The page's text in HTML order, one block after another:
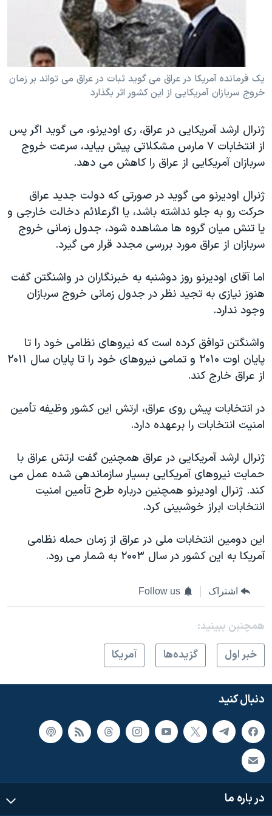
فرهنگ و زندگی
حقوق شهروندی
علم و فناوری
اسرائیل در جنگ
آرشیو پخش زنده
مستندها
انتخابات ریاست جمهوری آمریکا ۲۰۲۴
حمله جمهوری اسلامی به اسرائیل
رمز مهسا
ورزش زنان در ایران
مجموعه مستندهای دادخواهی
تریبونال مردمی آبان ۹۸
چهل سال گروگان‌گیری
قانون شفافیت دارائی کادر رهبری ایران
اعتراضات مردمی آبان ۹۸
اسرائیل در جنگ
نرگس محمدی برنده جایزه نوبل صلح
همایش محافظه‌کاران آمریکا «سی‌پک»
صفحه‌های ویژه
سفر پرزیدنت ترامپ به چین
زبانهای مختلف
یک فرمانده آمریکا در عراق می گوید ثبات در عراق می تواند بر زمان
خروج سربازان آمریکایی از این کشور اثر بگذارد
ژنرال ارشد آمریکایی در عراق، ری اودیرنو، می گوید اگر پس
از انتخابات ۷ مارس مشکلاتی پیش بیاید، سرعت خروج
سربازان آمریکایی از عراق را کاهش می دهد.
ژنرال اودیرنو می گوید در صورتی که دولت جدید عراق
حرکت رو به جلو نداشته باشد، یا اگرعلائم دخالت خارجی و
یا تنش میان گروه ها مشاهده شود، جدول زمانی خروج
سربازان از عراق مورد بررسی مجدد قرار می گیرد.
اما آقای اودیرنو روز دوشنبه به خبرنگاران در واشنگتن گفت
هنوز نیازی به تجید نظر در جدول زمانی خروج سربازان
وجود ندارد.
واشنگتن توافق کرده است که نیروهای نظامی خود را تا
پایان اوت ۲۰۱۰ و تمامی نیروهای خود را تا پایان سال ۲۰۱۱
از عراق خارج کند.
در انتخابات پیش روی عراق، ارتش این کشور وظیفه تأمین
امنیت انتخابات را برعهده دارد.
ژنرال ارشد آمریکایی در عراق همچنین گفت ارتش عراق با
حمایت نیروهای آمریکایی بسیار سازماندهی شده عمل می
کند. ژنرال اودیرنو همچنین درباره طرح تأمین امنیت
انتخابات ابراز خوشبینی کرد.
این دومین انتخابات ملی در عراق از زمان حمله نظامی
آمریکا به این کشور در سال ۲۰۰۳ به شمار می رود.
اشتراک Follow us
همچنبن ببینید:
خبر اول
گزيده‌ها آمريکا
دنبال کنید
در باره ما